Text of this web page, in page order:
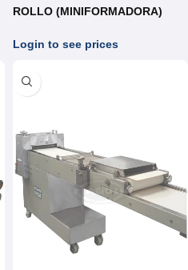
ROLLO (MINIFORMADORA)
Login to see prices